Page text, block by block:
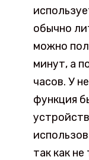
обычно
можно
минут, а
часов. У
функция
так как